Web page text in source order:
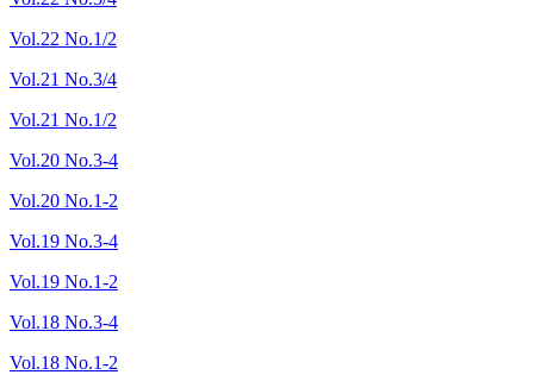
Vol.22 No.1/2
Vol.21 No.3/4
Vol.21 No.1/2
Vol.20 No.3-4
Vol.20 No.1-2
Vol.19 No.3-4
Vol.19 No.1-2
Vol.18 No.3-4
Vol.18 No.1-2